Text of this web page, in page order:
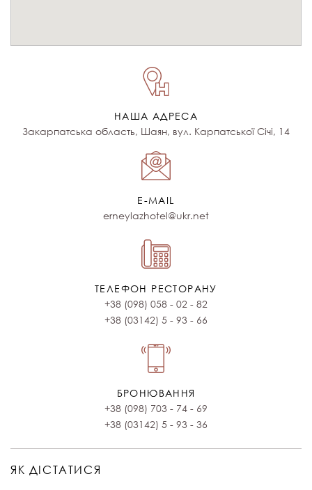
НАША АДРЕСА
Закарпатська область, Шаян, вул. Карпатської Січі, 14
E-MAIL
erneylazhotel@ukr.net
ТЕЛЕФОН РЕСТОРАНУ
+38 (098) 058 - 02 - 82
+38 (03142) 5 - 93 - 66
БРОНЮВАННЯ
+38 (098) 703 - 74 - 69
+38 (03142) 5 - 93 - 36
ЯК ДІСТАТИСЯ